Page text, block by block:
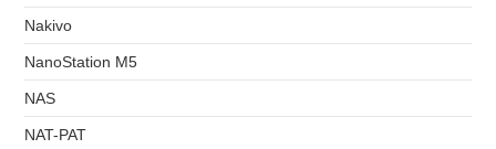
Nakivo
NanoStation M5
NAS
NAT-PAT